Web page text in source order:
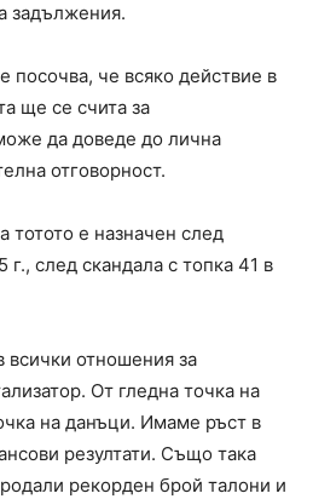
задължения.
посочва, че всяко действие в
ще се счита за
да доведе до лична
отговорност.
тотото е назначен след
г., след скандала с топка 41 в
всички отношения за
От гледна точка на
на данъци. Имаме ръст в
резултати. Също така
рекорден брой талони и